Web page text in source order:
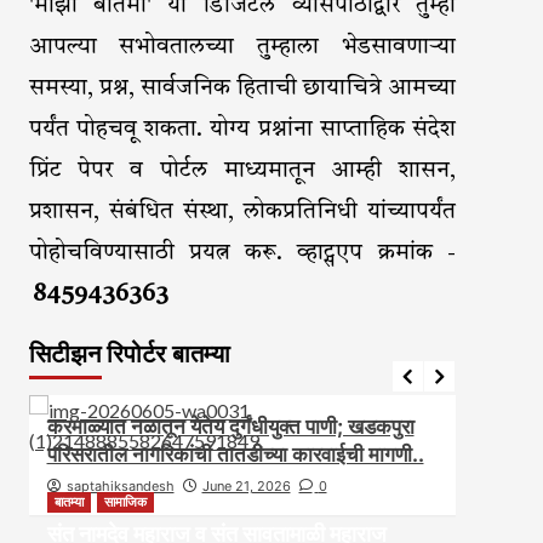
'माझी बातमी' या डिजिटल व्यासपीठाद्वारे तुम्ही
आपल्या सभोवतालच्या तुम्हाला भेडसावणाऱ्या
समस्या, प्रश्न, सार्वजनिक हिताची छायाचित्रे आमच्या
पर्यंत पोहचवू शकता. योग्य प्रश्नांना साप्ताहिक संदेश
प्रिंट पेपर व पोर्टल माध्यमातून आम्ही शासन,
प्रशासन, संबंधित संस्था, लोकप्रतिनिधी यांच्यापर्यंत
पोहोचविण्यासाठी प्रयत्न करू. व्हाट्सएप क्रमांक -
8459436363
सिटीझन रिपोर्टर बातम्या
आरोग्य आवाज जनतेचा बातम्या
करमाळ्यात नळातून येतेय दुर्गंधीयुक्त पाणी; खडकपुरा
परिसरातील नागरिकांची तातडीच्या कारवाईची मागणी..
saptahiksandesh June 21, 2026 0
बातम्या सामाजिक